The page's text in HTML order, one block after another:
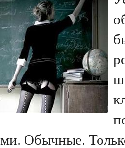
Обычные.